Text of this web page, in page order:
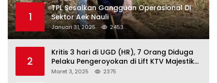
1
TPL Sesalkan Gangguan Operasional Di
Sektor Aek Nauli
Januari 31, 2025 2453
2
Kritis 3 hari di UGD (HR), 7 Orang Diduga
Pelaku Pengeroyokan di Lift KTV Majestik
Melenggang Bebas, Kantor Hukum JAP
Maret 3, 2025 2375